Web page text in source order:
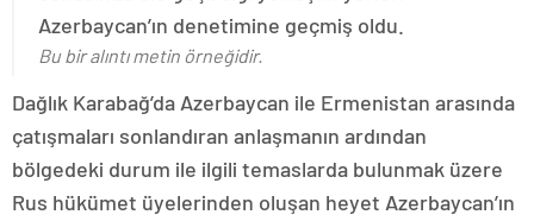
Azerbaycan’ın denetimine geçmiş oldu.
Bu bir alıntı metin örneğidir.
Dağlık Karabağ’da Azerbaycan ile Ermenistan arasında
çatışmaları sonlandıran anlaşmanın ardından
bölgedeki durum ile ilgili temaslarda bulunmak üzere
Rus hükümet üyelerinden oluşan heyet Azerbaycan’ın